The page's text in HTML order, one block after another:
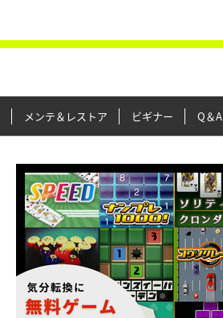
メンテ＆レストア ビギナー Q＆A